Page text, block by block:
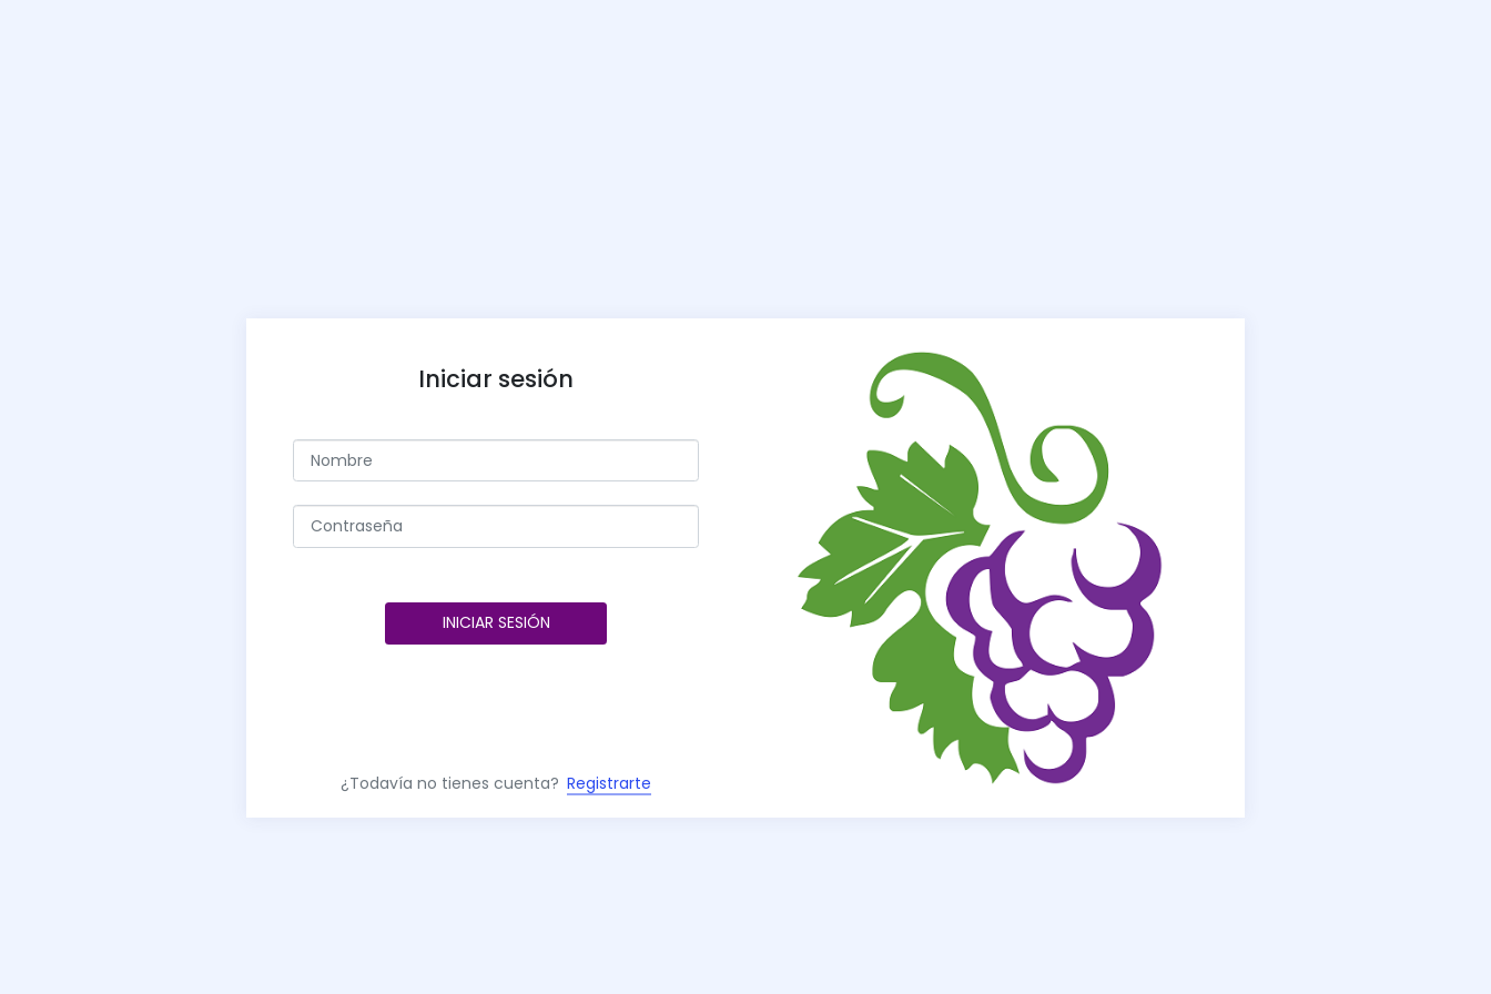
Iniciar sesión
INICIAR SESIÓN
¿Todavía no tienes cuenta? Registrarte